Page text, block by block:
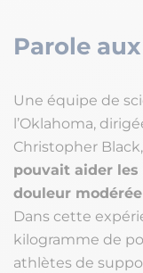
Parole
Une équipe de
l’Oklahoma,
Christopher
pouvait aider les
douleur
Dans cette
kilogramme de
athlètes de